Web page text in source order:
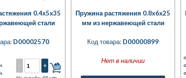
0.4x5x35
стали
D00002570
- +
Пружина растяжения 0.8x6x25
мм из нержавеющей стали
Код товара: D00000899
Нет в наличии